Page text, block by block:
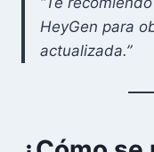
HeyGen para
actualizada.”